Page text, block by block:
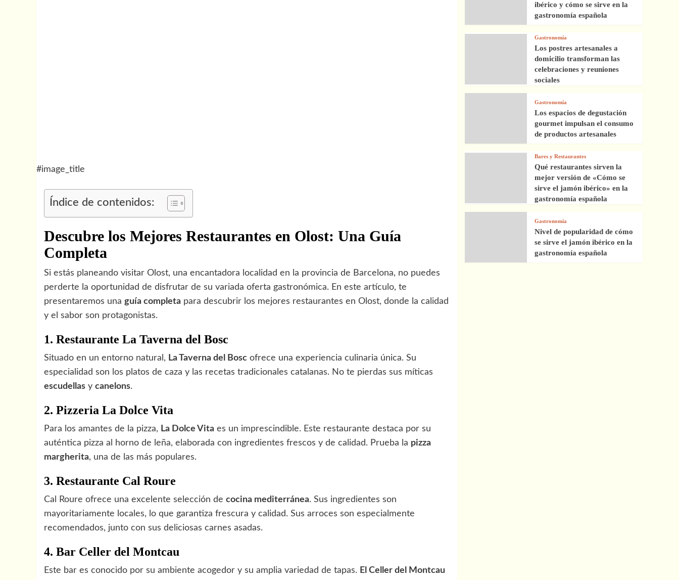
#image_title
Índice de contenidos:
Descubre los Mejores Restaurantes en Olost: Una Guía
Completa
Si estás planeando visitar Olost, una encantadora localidad en la provincia de Barcelona, no puedes
perderte la oportunidad de disfrutar de su variada oferta gastronómica. En este artículo, te
presentaremos una guía completa para descubrir los mejores restaurantes en Olost, donde la calidad
y el sabor son protagonistas.
1. Restaurante La Taverna del Bosc
Situado en un entorno natural, La Taverna del Bosc ofrece una experiencia culinaria única. Su
especialidad son los platos de caza y las recetas tradicionales catalanas. No te pierdas sus míticas
escudellas y canelons.
2. Pizzeria La Dolce Vita
Para los amantes de la pizza, La Dolce Vita es un imprescindible. Este restaurante destaca por su
auténtica pizza al horno de leña, elaborada con ingredientes frescos y de calidad. Prueba la pizza
margherita, una de las más populares.
3. Restaurante Cal Roure
Cal Roure ofrece una excelente selección de cocina mediterránea. Sus ingredientes son
mayoritariamente locales, lo que garantiza frescura y calidad. Sus arroces son especialmente
recomendados, junto con sus deliciosas carnes asadas.
4. Bar Celler del Montcau
Este bar es conocido por su ambiente acogedor y su amplia variedad de tapas. El Celler del Montcau
ibérico y cómo se sirve en la
gastronomía española
Gastronomía
Los postres artesanales a
domicilio transforman las
celebraciones y reuniones
sociales
Gastronomía
Los espacios de degustación
gourmet impulsan el consumo
de productos artesanales
Bares y Restaurantes
Qué restaurantes sirven la
mejor versión de «Cómo se
sirve el jamón ibérico» en la
gastronomía española
Gastronomía
Nivel de popularidad de cómo
se sirve el jamón ibérico en la
gastronomía española